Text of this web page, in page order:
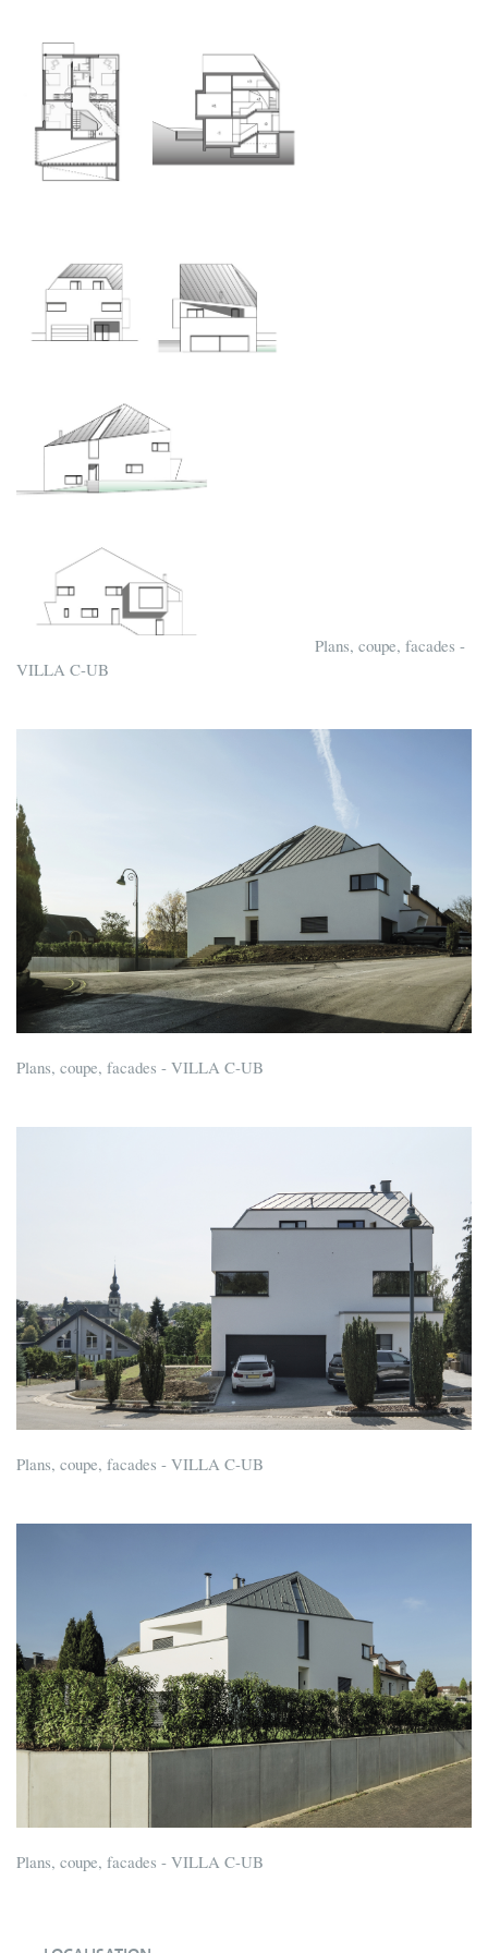
Plans, coupe, facades -
VILLA C-UB
Plans, coupe, facades - VILLA C-UB
Plans, coupe, facades - VILLA C-UB
Plans, coupe, facades - VILLA C-UB